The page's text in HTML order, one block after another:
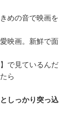
めの音で映画を
映画。新鮮で面
で見ているんだ
ら
しっかり突っ込